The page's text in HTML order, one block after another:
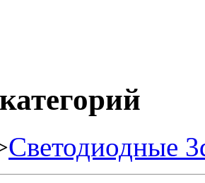
Светодиодные